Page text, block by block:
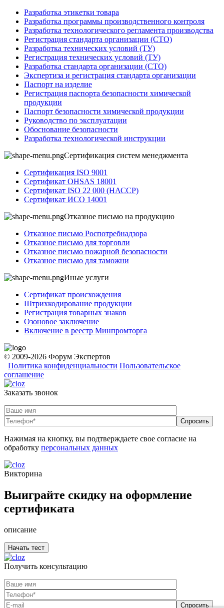
Разработка этикетки товара
Разработка программы производственного контроля
Разработка технологического регламента производства
Регистрация стандарта организации (СТО)
Разработка технических условий (ТУ)
Регистрация технических условий (ТУ)
Разработка стандарта организации (СТО)
Экспертиза и регистрация стандарта организации
Паспорт на изделие
Регистрация паспорта безопасности химической
продукции
Паспорт безопасности химической продукции
Руководство по эксплуатации
Обоснование безопасности
Разработка технологической инструкции
Сертификация систем менеджмента
Сертификация ISO 9001
Сертификат OHSAS 18001
Сертификат ISO 22 000 (НАССР)
Сертификат ИСО 14001
Отказное письмо на продукцию
Отказное письмо Роспотребнадзора
Отказное письмо для торговли
Отказное письмо пожарной безопасности
Отказное письмо для таможни
Иные услуги
Сертификат происхождения
Штрихкодирование продукции
Регистрация товарных знаков
Озоновое заключение
Включение в реестр Минпромторга
© 2009-2026 Форум Экспертов
Политика конфиденциальности Пользовательское
соглашение
Заказать звонок
Нажимая на кнопку, вы подтверждаете свое согласие на
обработку персональных данных
Викторина
Выиграйте скидку на оформление
сертификата
описание
Получить консультацию